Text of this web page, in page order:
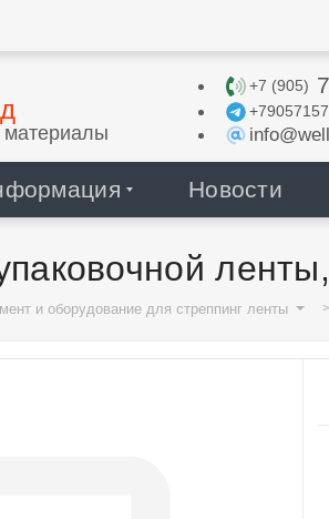
материалы
+7 (905)
Новости
и оборудование для стреппинг ленты